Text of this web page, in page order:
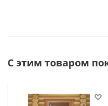
С этим товаром